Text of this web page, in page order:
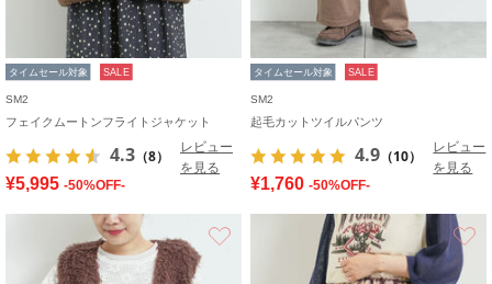
タイムセール対象 SALE
SM2
フェイクムートンフライトジャケット
4.3 （8）
レビュー
を見る
¥5,995 -50%OFF-
タイムセール対象 SALE
SM2
起毛カットツイルパンツ
4.9 （10）
レビュー
を見る
¥1,760 -50%OFF-